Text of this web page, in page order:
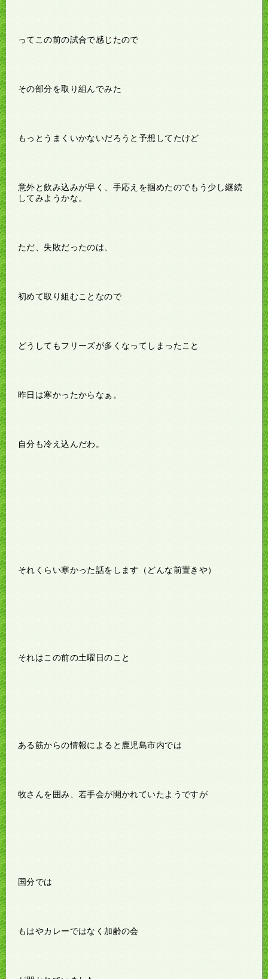
ってこの前の試合で感じたので
その部分を取り組んでみた
もっとうまくいかないだろうと予想してたけど
意外と飲み込みが早く、手応えを掴めたのでもう少し継続
してみようかな。
ただ、失敗だったのは、
初めて取り組むことなので
どうしてもフリーズが多くなってしまったこと
昨日は寒かったからなぁ。
自分も冷え込んだわ。
それくらい寒かった話をします（どんな前置きや）
それはこの前の土曜日のこと
ある筋からの情報によると鹿児島市内では
牧さんを囲み、若手会が開かれていたようですが
国分では
もはやカレーではなく加齢の会